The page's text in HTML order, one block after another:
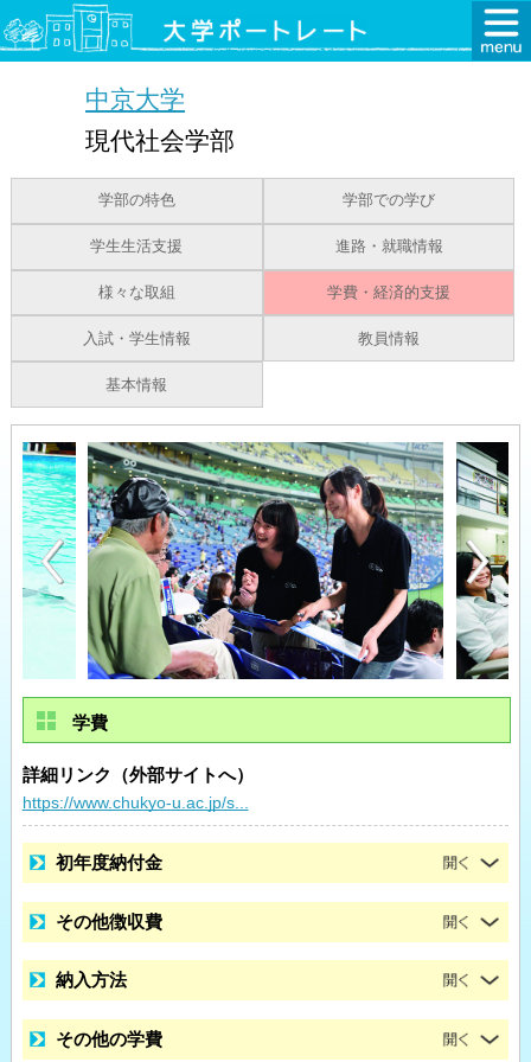
中京大学
現代社会学部
学部の特色 学部での学び
学生生活支援 進路・就職情報
様々な取組 学費・経済的支援
入試・学生情報 教員情報
基本情報
学費
詳細リンク（外部サイトへ）
https://www.chukyo-u.ac.jp/s...
初年度納付金
その他徴収費
納入方法
その他の学費